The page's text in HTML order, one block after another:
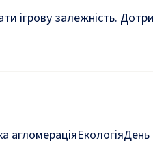
ігрову залежність.
агломераціяЕкологіяДень